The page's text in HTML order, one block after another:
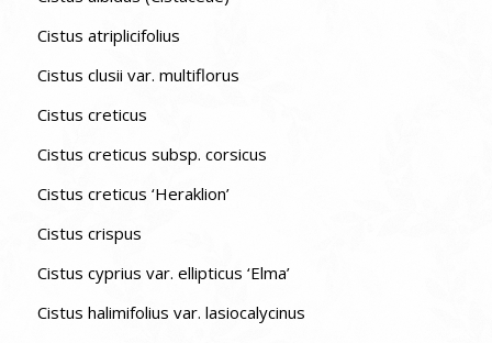
Cistus atriplicifolius
Cistus clusii var. multiflorus
Cistus creticus
Cistus creticus subsp. corsicus
Cistus creticus ‘Heraklion’
Cistus crispus
Cistus cyprius var. ellipticus ‘Elma’
Cistus halimifolius var. lasiocalycinus